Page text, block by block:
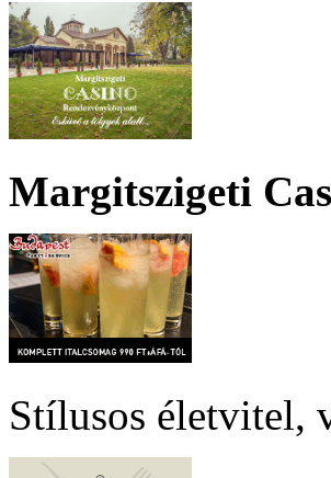
Margitszigeti
Stílusos életvitel,